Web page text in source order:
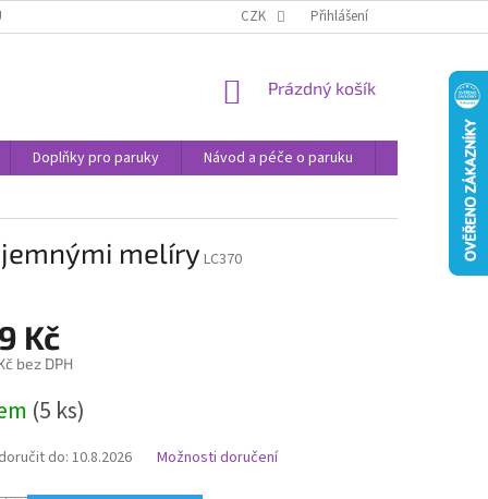
OBCHODNÍ PODMÍNKY PODMÍNKY
CZK Přihlášení
NÁKUPNÍ
Prázdný košík
Doplňky pro paruky Návod a péče o paruku Příspěvek
melíry LC370
Kč
bez DPH
(5 ks)
do: 10.8.2026 Možnosti doručení